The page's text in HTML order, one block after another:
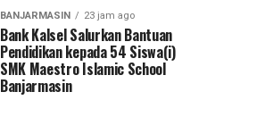
BANJARMASIN 23 jam ago
Bank Kalsel Salurkan Bantuan
Pendidikan kepada 54 Siswa(i)
SMK Maestro Islamic School
Banjarmasin